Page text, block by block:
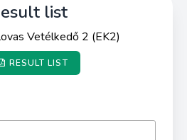
list
Vetélkedő 2 (EK2)
RESULT LIST